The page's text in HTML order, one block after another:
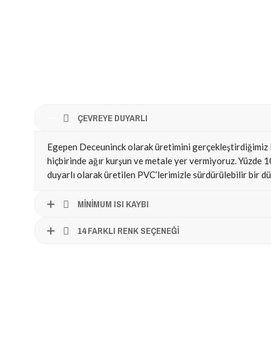
ÇEVREYE DUYARLI
Egepen Deceuninck olarak üretimini gerçekleştirdiğimiz
hiçbirinde ağır kurşun ve metale yer vermiyoruz. Yüzde
duyarlı olarak üretilen PVC’lerimizle sürdürülebilir bir
MİNİMUM ISI KAYBI
14 FARKLI RENK SEÇENEĞİ